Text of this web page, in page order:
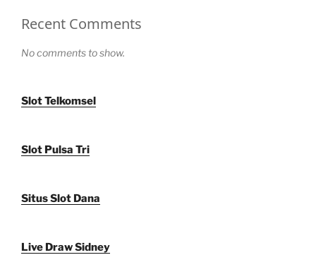
Recent Comments
No comments to show.
Slot Telkomsel
Slot Pulsa Tri
Situs Slot Dana
Live Draw Sidney